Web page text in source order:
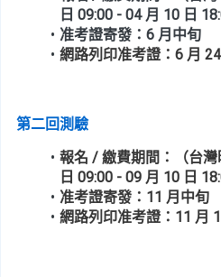
日 09:00 - 04 月 10 日
准考證寄發：6 月中旬
網路列印准考證：6 月
第二回測驗
報名 / 繳費期間：（台
日 09:00 - 09 月 10 日
准考證寄發：11 月中旬
網路列印准考證：11 月